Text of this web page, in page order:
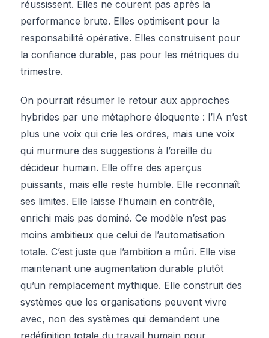
réussissent. Elles ne courent pas après la
performance brute. Elles optimisent pour la
responsabilité opérative. Elles construisent pour
la confiance durable, pas pour les métriques du
trimestre.
On pourrait résumer le retour aux approches
hybrides par une métaphore éloquente : l’IA n’est
plus une voix qui crie les ordres, mais une voix
qui murmure des suggestions à l’oreille du
décideur humain. Elle offre des aperçus
puissants, mais elle reste humble. Elle reconnaît
ses limites. Elle laisse l’humain en contrôle,
enrichi mais pas dominé. Ce modèle n’est pas
moins ambitieux que celui de l’automatisation
totale. C’est juste que l’ambition a mûri. Elle vise
maintenant une augmentation durable plutôt
qu’un remplacement mythique. Elle construit des
systèmes que les organisations peuvent vivre
avec, non des systèmes qui demandent une
redéfinition totale du travail humain pour